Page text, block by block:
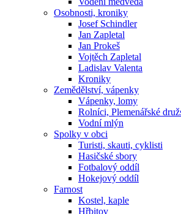
Osobnosti, kroniky
Josef Schindler
Jan Zapletal
Jan Prokeš
Vojtěch Zapletal
Ladislav Valenta
Kroniky
Zemědělství, vápenky
Vápenky, lomy
Rolníci, Plemenářské
Vodní mlýn
Spolky v obci
Turisti, skauti, cyklisti
Hasičské sbory
Fotbalový oddíl
Hokejový oddíl
Farnost
Kostel, kaple
Hřbitov